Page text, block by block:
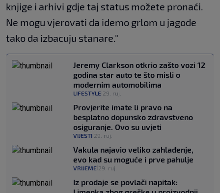
knjige i arhivi gdje taj status možete pronaći.
Ne mogu vjerovati da idemo grlom u jagode
tako da izbacuju stanare."
Jeremy Clarkson otkrio zašto vozi 12
godina star auto te što misli o
modernim automobilima
LIFESTYLE 29. ruj.
Provjerite imate li pravo na
besplatno dopunsko zdravstveno
osiguranje. Ovo su uvjeti
VIJESTI 29. ruj.
Vakula najavio veliko zahlađenje,
evo kad su moguće i prve pahulje
VRIJEME 29. ruj.
Iz prodaje se povlači napitak: